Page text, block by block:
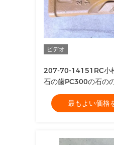
ビデオ
207-70-14151RC小
石の歯PC300の石の
最もよい価格